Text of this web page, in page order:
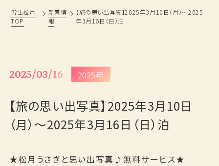
松月の歩み
過ごし方
フォトギャラリー
新着情報
採用情報
皆生松月
TOP
新着情
報
【旅の思い出写真】2025年3月10日（月）～2025
年3月16日（日）泊
2025/03/16 2025年
【旅の思い出写真】2025年3月10日
（月）～2025年3月16日（日）泊
★松月うさぎと思い出写真♪無料サービス★